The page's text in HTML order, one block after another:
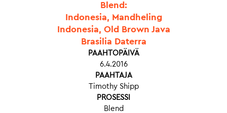
Blend:
Indonesia, Mandheling
Indonesia, Old Brown Java
Brasilia Daterra
PAAHTOPÄIVÄ
6.4.2016
PAAHTAJA
Timothy Shipp
PROSESSI
Blend